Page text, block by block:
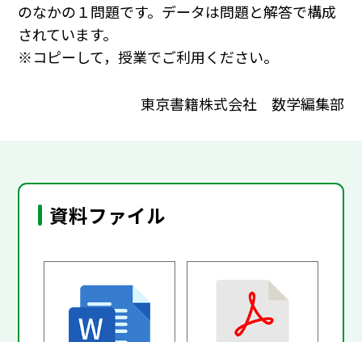
のなかの１問題です。データは問題と解答で構成
されています。
※コピーして，授業でご利用ください。
東京書籍株式会社 数学編集部
資料ファイル